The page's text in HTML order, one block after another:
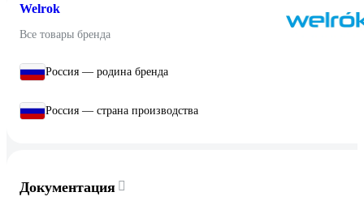
Welrok
Все товары бренда
Россия — родина бренда
Россия — страна производства
Документация